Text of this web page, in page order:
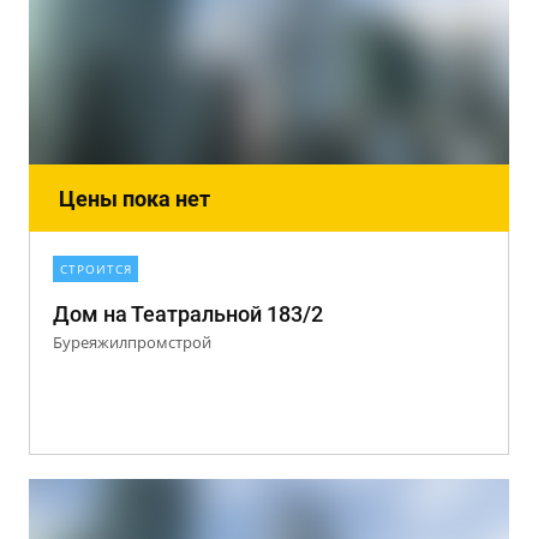
Цены пока нет
СТРОИТСЯ
Дом на Театральной 183/2
Буреяжилпромстрой